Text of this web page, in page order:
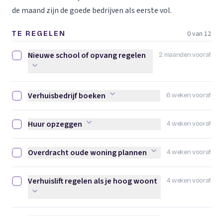
de maand zijn de goede bedrijven als eerste vol.
TE REGELEN 0 van 12
2 maanden vooraf
Nieuwe school of opvang regelen afvinken
Nieuwe school of opvang regelen
6 weken vooraf
Verhuisbedrijf boeken afvinken
Verhuisbedrijf boeken
4 weken vooraf
Huur opzeggen afvinken
Huur opzeggen
4 weken vooraf
Overdracht oude woning plannen afvinken
Overdracht oude woning plannen
4 weken vooraf
Verhuislift regelen als je hoog woont afvinken
Verhuislift regelen als je hoog woont